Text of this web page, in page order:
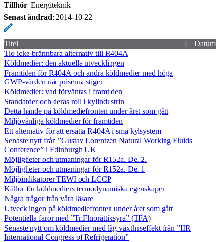
Tillhör: Energiteknik
Senast ändrad: 2014-10-22
Titel
Datum
Tio icke-brännbara alternativ till R404A
Köldmedier: den aktuella utvecklingen
Framtiden för R404A och andra köldmedier med höga
GWP-värden när priserna stiger
Köldmedier: vad förväntas i framtiden
Standarder och deras roll i kylindustrin
Detta hände på köldmediefronten under året som gått
Miljövänliga köldmedier för framtiden
Ett alternativ för att ersätta R404A i små kylsystem
Senaste nytt från ”Gustav Lorentzen Natural Working Fluids
Conference” i Edinburgh UK
Möjligheter och utmaningar för R152a. Del 2.
Möjligheter och utmaningar för R152a. Del 1
Miljöindikatorer TEWI och LCCP
Källor för köldmediers termodynamiska egenskaper
Några frågor från våra läsare
Utvecklingen på köldmediefronten under året som gått
Potentiella faror med ”TriFluorättiksyra” (TFA)
Senaste nytt om köldmedier med låg växthuseffekt från ”IIR
International Congress of Refrigeration”